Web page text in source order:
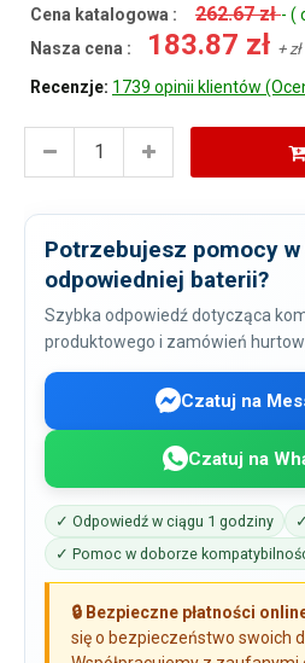
Cena katalogowa : 262.67 zł- (
Nasza cena :
183.87 zł +
Recenzje: 1739 opinii klientów
Potrzebujesz pomocy
odpowiedniej baterii?
Szybka odpowiedź dotycząca
produktowego i zamówień
Czatuj na
Czatuj na
✓ Odpowiedź w ciągu 1 godziny
✓ Pomoc w doborze
🔒 Bezpieczne płatności
się o bezpieczeństwo swoich